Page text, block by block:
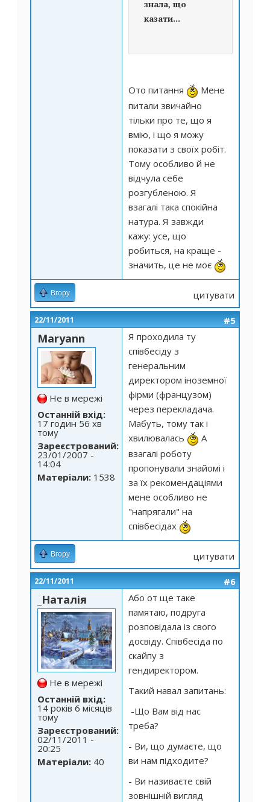
знала, що
казати...
Ото питання
Мене
питали звичайно
тільки про те, що я
вмію, і що я можу
показати з своїх робіт.
Тому особливо й не
відчула себе
розгубленою. Я
взагалі така спокійна
натура. Я завжди
кажу: усе, що
робиться, на краще -
значить, це не моє
Вгору цитувати
22/11/2011 #5
Maryann
Не в мережі
Останній вхід:
17 годин 56 хв
тому
Зареєстрований:
23/01/2007 -
14:04
Матеріали: 1538
Я проходила ту
співбесіду з
генеральним
директором іноземної
фірми (французом)
через перекладача.
Мабуть, тому так і
хвилювалась
А
взагалі роботу
пропонували знайомі і
за їх рекомендаціями
мене особливо не
"напрягали" на
співбесідах
Вгору цитувати
22/11/2011 #6
_Наталія
Не в мережі
Останній вхід:
14 років 6 місяців
тому
Зареєстрований:
02/11/2011 -
20:25
Матеріали: 40
Або от ще таке
памятаю, подруга
розповідала із свого
досвіду. Співбесіда по
скайпу з
гендиректором.
Такий навал запитань:
-Що Вам від нас
треба?
- Ви, що думаєте, що
ви нам підходите?
- Ви називаєте свій
зовнішній вигляд